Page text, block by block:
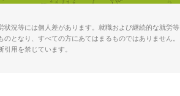
況等には個人差があります。就職および継続的な就労等
となり、すべての方にあてはまるものではありません。
用を禁じています。